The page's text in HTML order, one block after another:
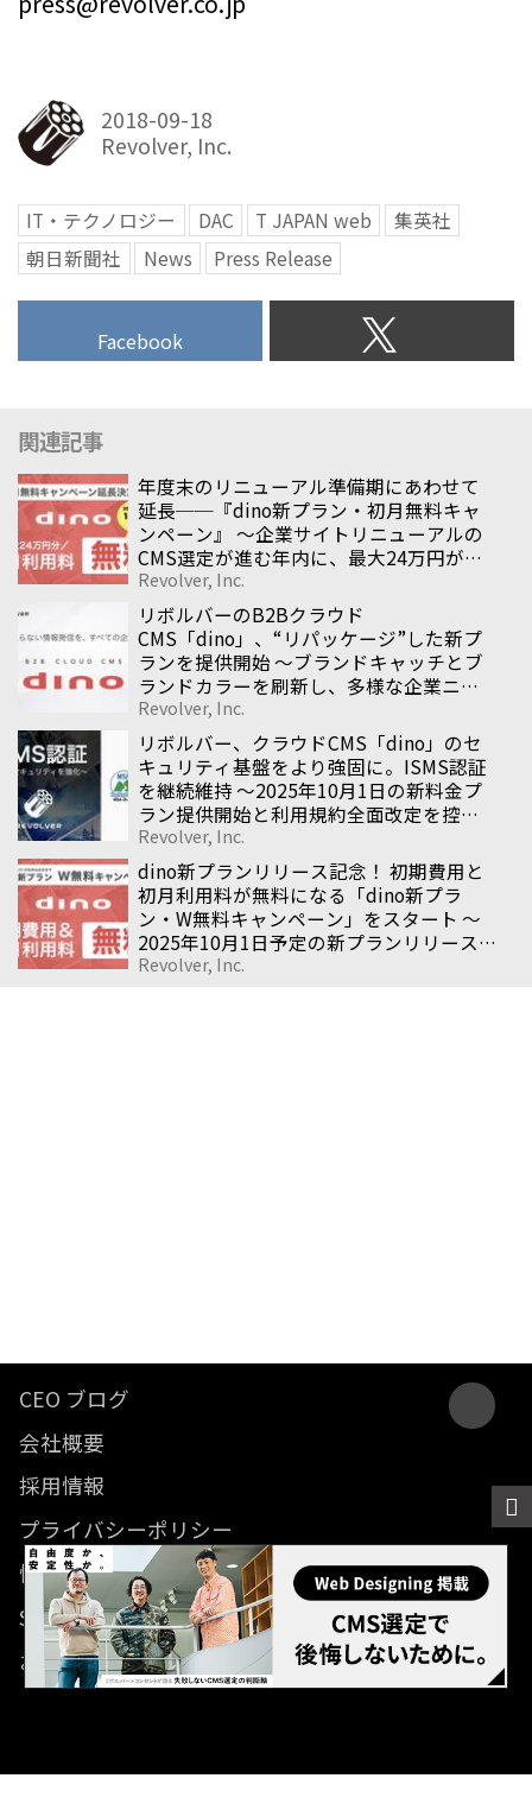
2018-09-18
Revolver, Inc.
IT・テクノロジー DAC T JAPAN web
集英社
朝日新聞社
News Press Release
Facebook
関連記事
年度末のリニューアル準備期にあわせて
延長──『dino新プラン・初月無料キャ
ンペーン』 〜企業サイトリニューアルの
CMS選定が進む年内に、最大24万円が無
料になる導入支援施策〜
Revolver, Inc.
リボルバーのB2Bクラウド
CMS「dino」、“リパッケージ”した新プ
ランを提供開始 〜ブランドキャッチとブ
ランドカラーを刷新し、多様な企業ニー
ズに応えるCMSへ〜
Revolver, Inc.
リボルバー、クラウドCMS「dino」のセ
キュリティ基盤をより強固に。ISMS認証
を継続維持 〜2025年10月1日の新料金プ
ラン提供開始と利用規約全面改定を控
え、企業サイト全般を支える安心の基盤
を整備〜
Revolver, Inc.
dino新プランリリース記念！ 初期費用と
初月利用料が無料になる「dino新プラ
ン・W無料キャンペーン」をスタート 〜
2025年10月1日予定の新プランリリース
を記念し、期間限定の特別キャンペーン
Revolver, Inc.
CEO ブログ
会社概要
採用情報
プライバシーポリシー
情報セキュリティ方針
SDGsに関する取り組み
お問い合わせ